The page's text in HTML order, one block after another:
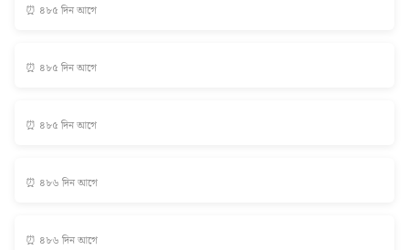
⏰ ৪৮৫ দিন আগে
⏰ ৪৮৫ দিন আগে
⏰ ৪৮৫ দিন আগে
⏰ ৪৮৬ দিন আগে
⏰ ৪৮৬ দিন আগে